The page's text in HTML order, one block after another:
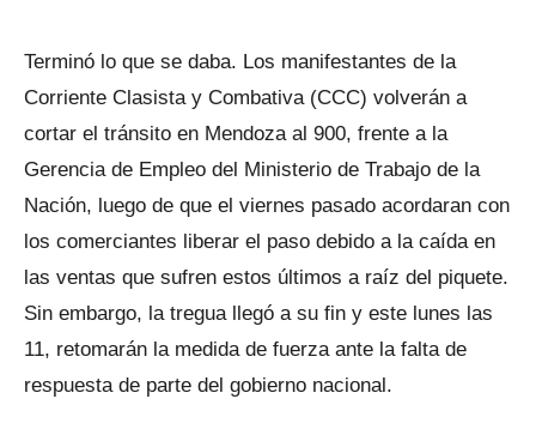
Terminó lo que se daba. Los manifestantes de la
Corriente Clasista y Combativa (CCC) volverán a
cortar el tránsito en Mendoza al 900, frente a la
Gerencia de Empleo del Ministerio de Trabajo de la
Nación, luego de que el viernes pasado acordaran con
los comerciantes liberar el paso debido a la caída en
las ventas que sufren estos últimos a raíz del piquete.
Sin embargo, la tregua llegó a su fin y este lunes las
11, retomarán la medida de fuerza ante la falta de
respuesta de parte del gobierno nacional.